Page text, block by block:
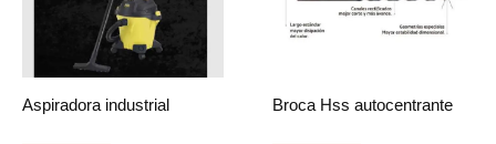
Aspiradora industrial Broca Hss autocentrante